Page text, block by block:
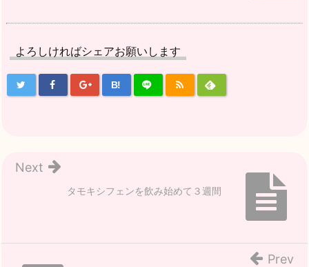
よろしければシェアお願いします
B!
タモキシフェンを飲み始めて３週間
Next
Prev